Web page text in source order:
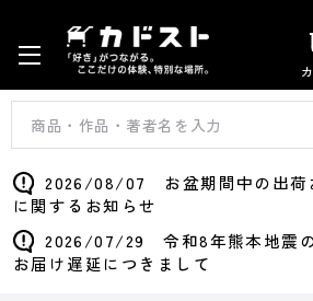
2026/08/07 お盆期間中の出荷
に関するお知らせ
2026/07/29 令和8年熊本地震
お届け遅延につきまして